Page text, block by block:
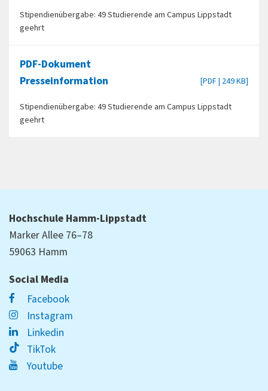
Stipendienübergabe: 49 Studierende am Campus Lippstadt
geehrt
PDF-Dokument
Presseinformation
[PDF | 249 KB]
Stipendienübergabe: 49 Studierende am Campus Lippstadt
geehrt
Hochschule Hamm-Lippstadt
Marker Allee 76–78
59063 Hamm
Social Media
Facebook
Instagram
Linkedin
TikTok
Youtube